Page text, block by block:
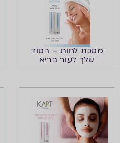
מסכת לחות – הסוד
שלך לעור בריא